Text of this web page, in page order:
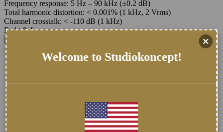
Frequency response: 5 Hz – 90 kHz (±0.2 dB)
Total harmonic distortion: < 0.001% (1 kHz, 2 Vrms)
Channel crosstalk: < -110 dB (1 kHz)
Frakt & Leverans
Welcome to Studiokoncept!